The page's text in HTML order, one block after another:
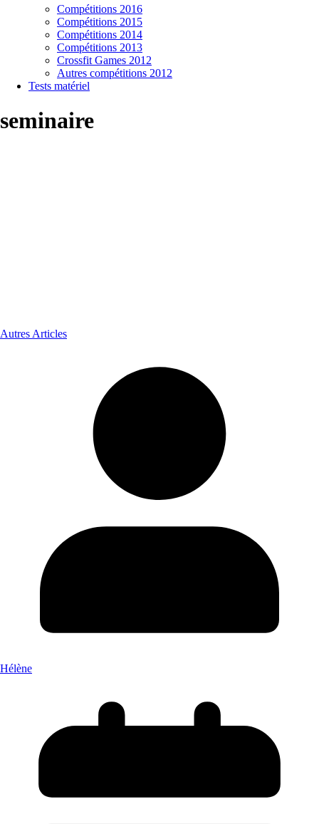
Compétitions 2016
Compétitions 2015
Compétitions 2014
Compétitions 2013
Crossfit Games 2012
Autres compétitions 2012
Tests matériel
seminaire
Autres Articles
Hélène